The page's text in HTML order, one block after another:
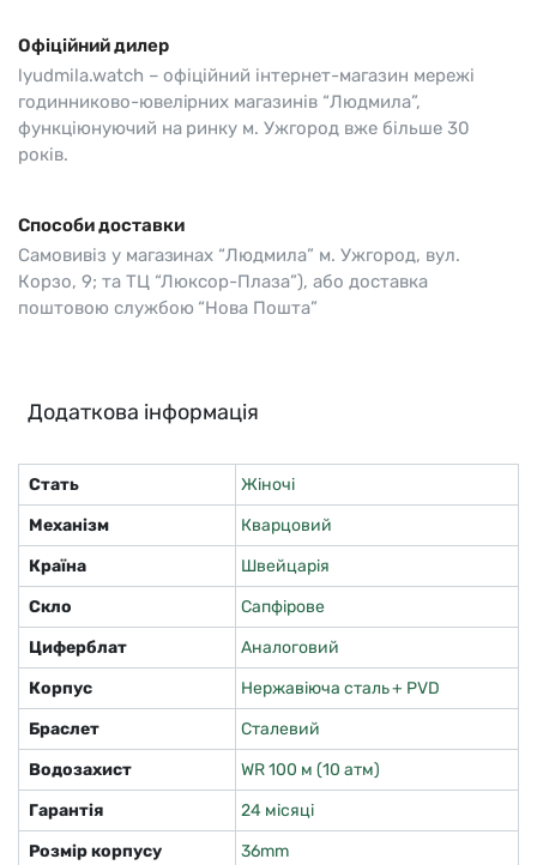
Офіційний дилер
lyudmila.watch – офіційний інтернет-магазин мережі
годинниково-ювелірних магазинів “Людмила”,
функціюнуючий на ринку м. Ужгород вже більше 30
років.
Способи доставки
Самовивіз у магазинах “Людмила” м. Ужгород, вул.
Корзо, 9; та ТЦ “Люксор-Плаза”), або доставка
поштовою службою “Нова Пошта”
Додаткова інформація
Стать
Жіночі
Механізм
Кварцовий
Країна
Швейцарія
Скло
Сапфірове
Циферблат
Аналоговий
Корпус
Нержавіюча сталь + PVD
Браслет
Сталевий
Водозахист
WR 100 м (10 атм)
Гарантія
24 місяці
Розмір корпусу
36mm